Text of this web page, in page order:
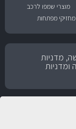
מוצרי שמפו לרכב
מחזיקי מפתחות
מדניות
ומדניות